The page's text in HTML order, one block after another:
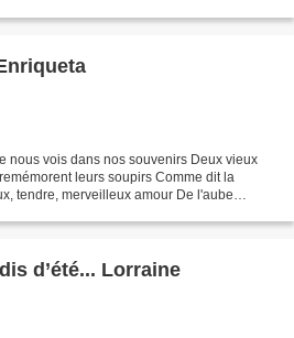
nous vois dans nos souvenirs Deux vieux
leurs soupirs Comme dit la
tendre, merveilleux amour De l'aube
d’été... Lorraine